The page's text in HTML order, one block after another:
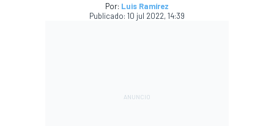
Por: Luis Ramírez
Publicado: 10 jul 2022, 14:39